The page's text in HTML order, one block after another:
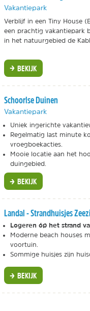
Vakantiepark
Verblijf in een Tiny House
een prachtig vakantiepark
in het natuurgebied de
BEKIJK
Schoorlse Duinen
Vakantiepark
Uniek ingerichte
Regelmatig last minute
vroegboekacties.
Mooie locatie aan het
duingebied.
BEKIJK
Landal - Strandhuisjes
Logeren óp het strand
Moderne beach houses
voortuin.
Sommige huisjes zijn
BEKIJK